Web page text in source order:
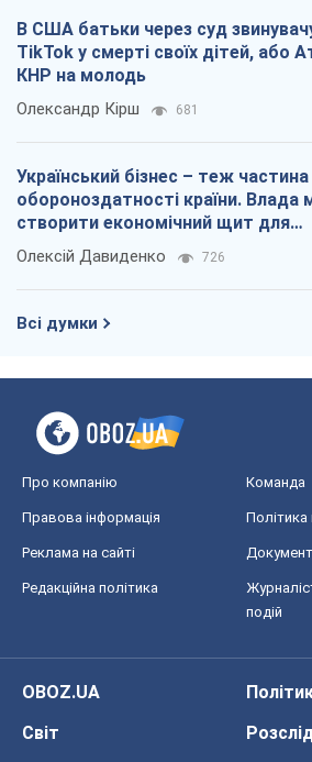
В США батьки через суд
TikTok у смерті своїх дітей, або
КНР на молодь
Олександр Кірш 681
Український бізнес – теж частина
обороноздатності країни. Влада
створити економічний щит для
компаній
Олексій Давиденко 726
Всі думки
Про компанію Команда
Правова інформація Політика
Реклама на сайті
Редакційна політика
подій
OBOZ.UA
Світ